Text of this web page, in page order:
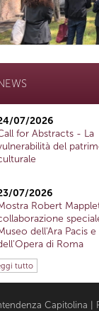
07/2026
for Abstracts - La
del
07/2026
Robert
dell'Ara Pacis
di Roma
tutto
Capitolina |